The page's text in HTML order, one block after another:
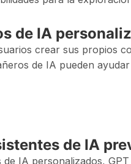
de IA
crear sus propios
de IA pueden
de IA
de IA personalizados,